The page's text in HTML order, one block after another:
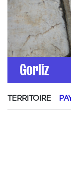
Gorliz
TERRITOIRE